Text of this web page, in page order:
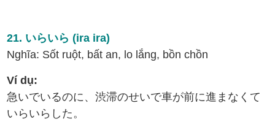
21. いらいら (ira ira)
Nghĩa: Sốt ruột, bất an, lo lắng, bồn chồn
Ví dụ:
急いでいるのに、渋滞のせいで車が前に進まなくて
いらいらした。